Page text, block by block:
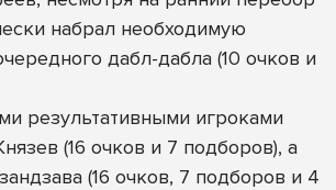
набрал необходимую
дабл-дабла (10 очков и
результативными игроками
(16 очков и 7 подборов), а
(16 очков, 7 подборов и 4